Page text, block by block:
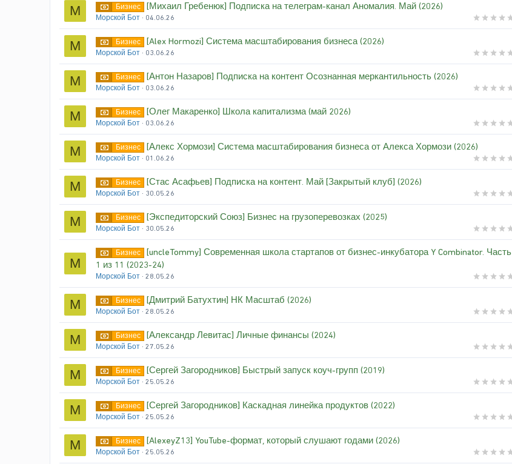
М Бизнес [Михаил Гребенюк] Подписка на телеграм-канал Аномалия. Май (2026)
Морской Бот 04.06.26
М Бизнес [Alex Hormozi] Система масштабирования бизнеса (2026)
Морской Бот 03.06.26
М Бизнес [Антон Назаров] Подписка на контент Осознанная меркантильность (2026)
Морской Бот 03.06.26
М Бизнес [Олег Макаренко] Школа капитализма (май 2026)
Морской Бот 03.06.26
М Бизнес [Алекс Хормози] Система масштабирования бизнеса от Алекса Хормози (2026)
Морской Бот 01.06.26
М Бизнес [Стас Асафьев] Подписка на контент. Май [Закрытый клуб] (2026)
Морской Бот 30.05.26
М Бизнес [Экспедиторский Союз] Бизнес на грузоперевозках (2025)
Морской Бот 30.05.26
М
Бизнес
[uncleTommy] Современная школа стартапов от бизнес-инкубатора Y Combinator. Часть
1 из 11 (2023-24)
Морской Бот 28.05.26
М Бизнес [Дмитрий Батухтин] НК Масштаб (2026)
Морской Бот 28.05.26
М Бизнес [Александр Левитас] Личные финансы (2024)
Морской Бот 27.05.26
М Бизнес [Сергей Загородников] Быстрый запуск коуч-групп (2019)
Морской Бот 25.05.26
М Бизнес [Сергей Загородников] Каскадная линейка продуктов (2022)
Морской Бот 25.05.26
М Бизнес [AlexeyZ13] YouTube-формат, который слушают годами (2026)
Морской Бот 25.05.26